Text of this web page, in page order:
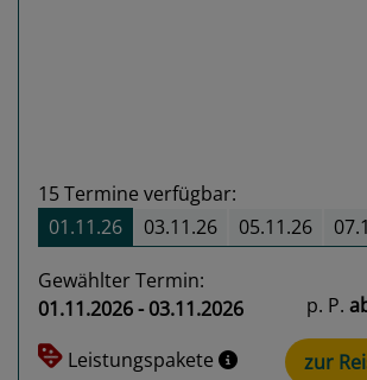
15Termine verfügbar:
01.11.26
03.11.26 05.11.26
Gewählter Termin:
01.11.2026 - 03.11.2026
Leistungspakete
p. P.
zur